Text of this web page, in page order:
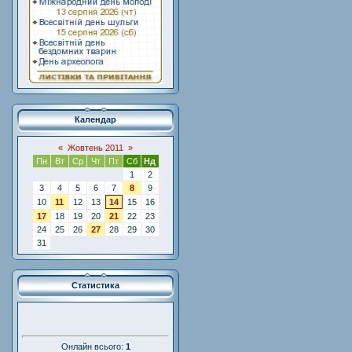
Календар
« Жовтень 2011
»
Пн
Вт Ср Чт Пт Сб
Нд
1
2
3
4 5 6 7 8
9
10
11 12 13 14 15
16
17
18 19 20 21 22
23
24
25 26 27 28 29
30
31
Статистика
Онлайн всього: 1